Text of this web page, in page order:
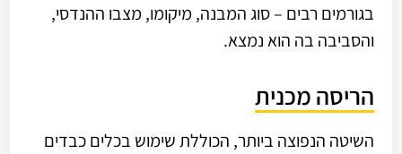
בגורמים רבים – סוג המבנה, מיקומו, מצבו ההנדסי,
והסביבה בה הוא נמצא.
הריסה מכנית
השיטה הנפוצה ביותר, הכוללת שימוש בכלים כבדים